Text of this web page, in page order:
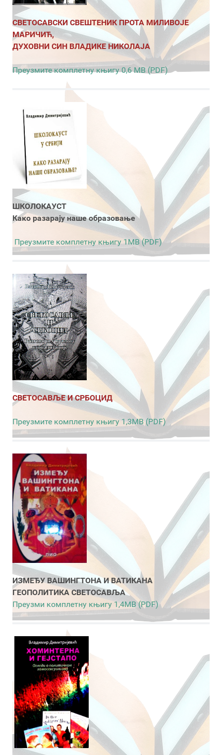
СВЕТОСАВСКИ СВЕШТЕНИК ПРОТА МИЛИВОЈЕ
МАРИЧИЋ,
ДУХОВНИ СИН ВЛАДИКЕ НИКОЛАЈА
Преузмите комплетну књигу 0,6 MB (PDF)
ШКОЛОКАУСТ
Како разарају наше образовање
Преузмите комплетну књигу 1MB (PDF)
СВЕТОСАВЉЕ И СРБОЦИД
Преузмите комплетну књигу 1,3MB (PDF)
ИЗМЕЂУ ВАШИНГТОНА И ВАТИКАНА
ГЕОПОЛИТИКА СВЕТОСАВЉА
Преузми комплетну књигу 1,4MB (PDF)